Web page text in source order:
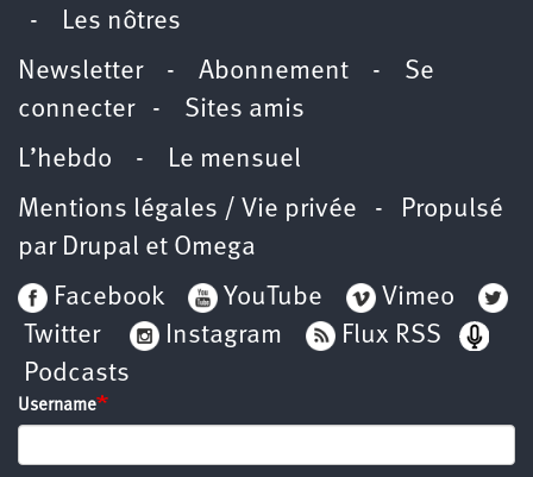
- Les nôtres
Newsletter- Abonnement - Se
connecter- Sites amis
L’hebdo - Le mensuel
Mentions légales / Vie privée - Propulsé
par Drupal et Omega
Facebook
YouTube
Vimeo
Twitter
Instagram
Flux RSS
Podcasts
Username